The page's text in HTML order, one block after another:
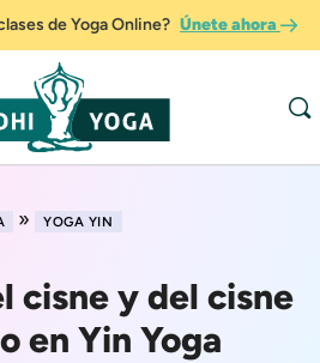
de Yoga Online? Únete ahora
» YOGA YIN
cisne y del cisne
en Yin Yoga